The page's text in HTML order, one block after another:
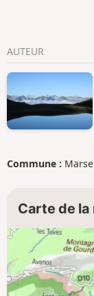
AUTEUR
Commune :
Carte de la